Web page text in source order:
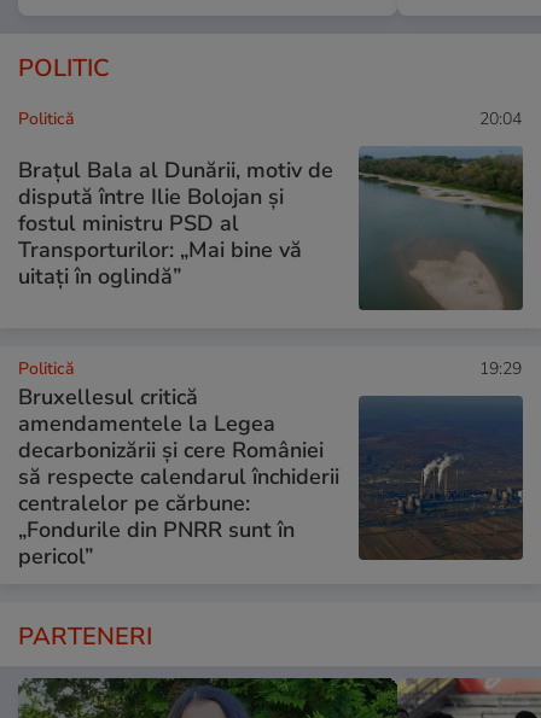
POLITIC
Politică 20:04
Brațul Bala al Dunării, motiv de
dispută între Ilie Bolojan și
fostul ministru PSD al
Transporturilor: „Mai bine vă
uitați în oglindă”
Politică 19:29
Bruxellesul critică
amendamentele la Legea
decarbonizării și cere României
să respecte calendarul închiderii
centralelor pe cărbune:
„Fondurile din PNRR sunt în
pericol”
PARTENERI